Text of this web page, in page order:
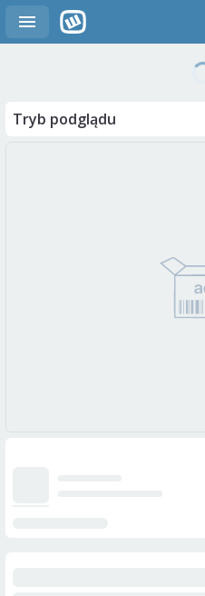
Tryb podglądu